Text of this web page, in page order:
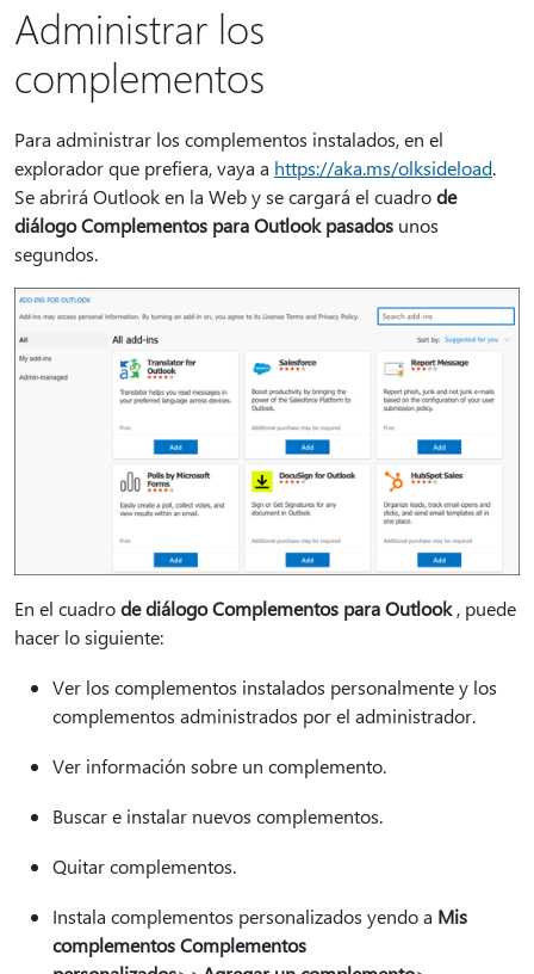
Administrar los
complementos
Para administrar los complementos instalados, en el
explorador que prefiera, vaya a https://aka.ms/olksideload.
Se abrirá Outlook en la Web y se cargará el cuadrode
diálogo Complementos para Outlook pasados unos
segundos.
En el cuadrode diálogo Complementos para Outlook, puede
hacer lo siguiente:
Ver los complementos instalados personalmente y los
complementos administrados por el administrador.
Ver información sobre un complemento.
Buscar e instalar nuevos complementos.
Quitar complementos.
Instala complementos personalizados yendo a Mis
complementos Complementos